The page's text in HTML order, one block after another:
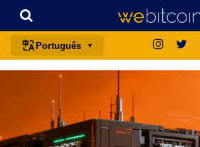
Português
português (BR)
español
français